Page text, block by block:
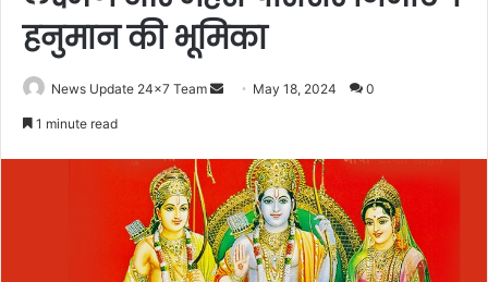
हनुमान की भूमिका
News Update 24x7 Team
Send May 18, 2024 0
1 minute read